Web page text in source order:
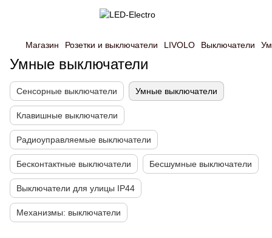
Магазин Розетки и выключатели LIVOLO Выключатели
Умные выключатели
Сенсорные выключатели Умные выключатели
Клавишные выключатели
Радиоуправляемые выключатели
Бесконтактные выключатели Бесшумные выключатели
Выключатели для улицы IP44
Механизмы: выключатели